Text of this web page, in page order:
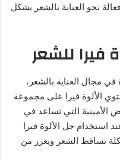
نحو العناية بالشعر بشكل
فيرا للشعر
في مجال العناية بالشعر،
الألوة فيرا على مجموعة
الأمينية التي تساعد في
استخدام جل الألوة فيرا
تساقط الشعر ويعزز من